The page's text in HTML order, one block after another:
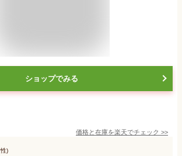
ショップでみる
価格と在庫を楽天でチェック >>
)